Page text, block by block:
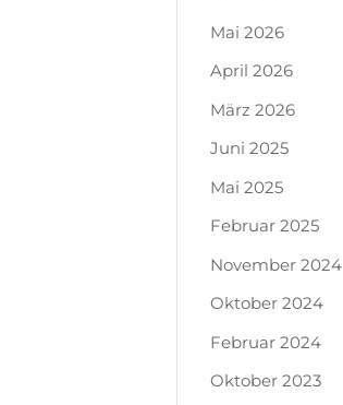
Mai 2026
April 2026
März 2026
Juni 2025
Mai 2025
Februar 2025
November 2024
Oktober 2024
Februar 2024
Oktober 2023